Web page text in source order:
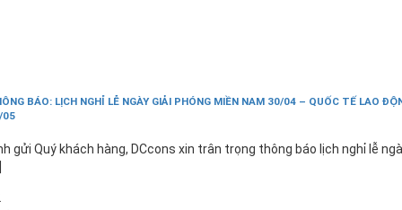
BÁO: LỊCH NGHỈ LỄ NGÀY GIẢI PHÓNG MIỀN NAM 30/04 – QUỐC TẾ LAO
05
gửi Quý khách hàng, DCcons xin trân trọng thông báo lịch nghỉ lễ